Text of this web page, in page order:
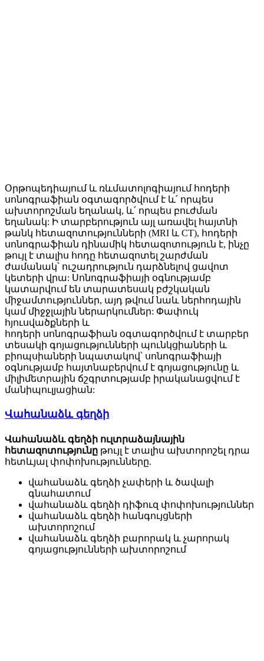
Օրթոպեդիայում և ռևմատոլոգիայում հոդերի
սոնոգրաֆիան օգտագործվում է և՛ որպես
ախտորոշման եղանակ, և՛ որպես բուժման
եղանակ: Ի տարբերություն այլ առավել հայտնի
թանկ հետազոտությունների (MRI և CT), հոդերի
սոնոգրաֆիան դինամիկ հետազոտություն է, ինչը
թույլ է տալիս հոդը հետազոտել շարժման
ժամանակ՝ ուշադրություն դարձնելով ցավոտ
կետերի վրա: Սոնոգրաֆիայի օգնությամբ
կատարվում են տարատեսակ բժշկական
միջամտություններ, այդ թվում նաև ներհոդային
կամ միջջլային ներարկումներ: Փափուկ
հյուսվածքների և
հոդերի սոնոգրաֆիան օգտագործվում է տարբեր
տեսակի գոյացությունների պունկցիաների և
բիոպսիաների նպատակով՝ սոնոգրաֆիայի
օգնությամբ հայտնաբերվում է գոյացությունը և
միլիմետրային ճշգրտությամբ իրականացվում է
մանիպուլյացիան:
Վահանաձև գեղձի
Վահանաձև գեղձի ուլտրաձայնային
հետազոտությունը թույլ է տալիս ախտորոշել դրա
հետևյալ փոփոխությունները.
վահանաձև գեղձի չափերի և ծավալի
գնահատում
վահանաձև գեղձի դիֆուզ փոփոխություններ
վահանաձև գեղձի հանգույցների
ախտորոշում
վահանաձև գեղձի բարորակ և չարորակ
գոյացությունների ախտորոշում